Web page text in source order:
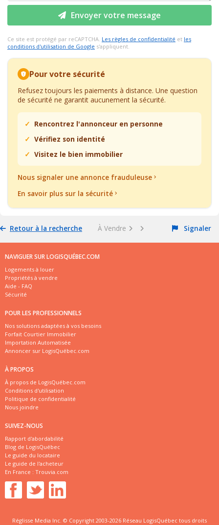
Envoyer votre message
Ce site est protégé par reCAPTCHA. Les règles de confidentialité et les
conditions d'utilisation de Google s'appliquent.
Pour votre sécurité
Refusez toujours les paiements à distance. Une question
de sécurité ne garantit aucunement la sécurité.
Rencontrez l'annonceur en personne
Vérifiez son identité
Visitez le bien immobilier
Nous signaler une annonce frauduleuse
En savoir plus sur la sécurité
Retour à la recherche À Vendre Signaler
NAVIGUER SUR LOGISQUÉBEC.COM
Logements à louer
Propriétés à vendre
Aide - FAQ
Sécurité
POUR LES PROFESSIONNELS
Nos solutions adaptées à vos besoins
Forfait Courtier Immobilier
Importation Automatisée
Annoncer sur LogisQuébec.com
À PROPOS
À propos de LogisQuébec.com
Conditions d'utilisation
Politique de confidentialité
Nous joindre
SUIVEZ-NOUS
Rapport d'abordabilité
Blog de LogisQuébec
Le guide du locataire
Le guide de l'acheteur
En France : Trouvia.com
Réglisse Media Inc. © Copyright 2003-2026 Réseau LogisQuébec tous droits